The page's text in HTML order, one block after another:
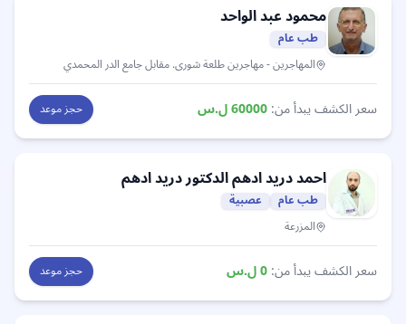
محمودعبد الواحد
طب عام
المهاجرين- مهاجرين طلعة شورى. مقابل جامع الدر المحمدي
سعر الكشف يبدأ من:60000ل.س حجز موعد
احمد دريد ادهمالدكتور دريد ادهم
طب عام
عصبية
المزرعة
سعر الكشف يبدأ من:0ل.س حجز موعد